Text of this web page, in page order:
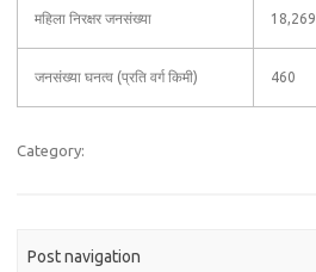
महिला निरक्षर जनसंख्या 18,269
जनसंख्या घनत्व (प्रति वर्ग किमी) 460
Category:
Post navigation